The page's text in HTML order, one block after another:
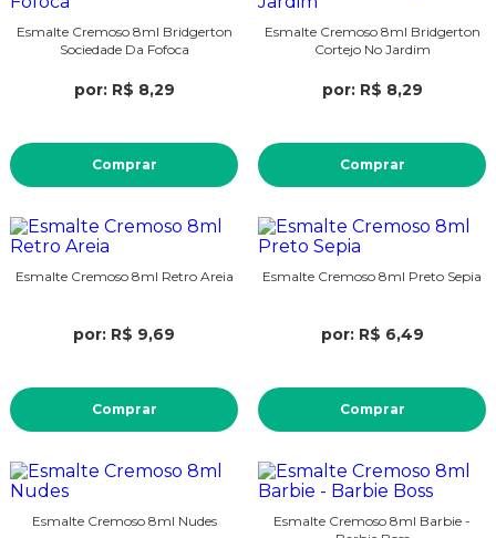
Esmalte Cremoso 8ml Bridgerton
Sociedade Da Fofoca
por: R$ 8,29
Comprar
Esmalte Cremoso 8ml Bridgerton
Cortejo No Jardim
por: R$ 8,29
Comprar
Esmalte Cremoso 8ml Retro Areia
por: R$ 9,69
Comprar
Esmalte Cremoso 8ml Preto Sepia
por: R$ 6,49
Comprar
Esmalte Cremoso 8ml Nudes
Esmalte Cremoso 8ml Barbie -